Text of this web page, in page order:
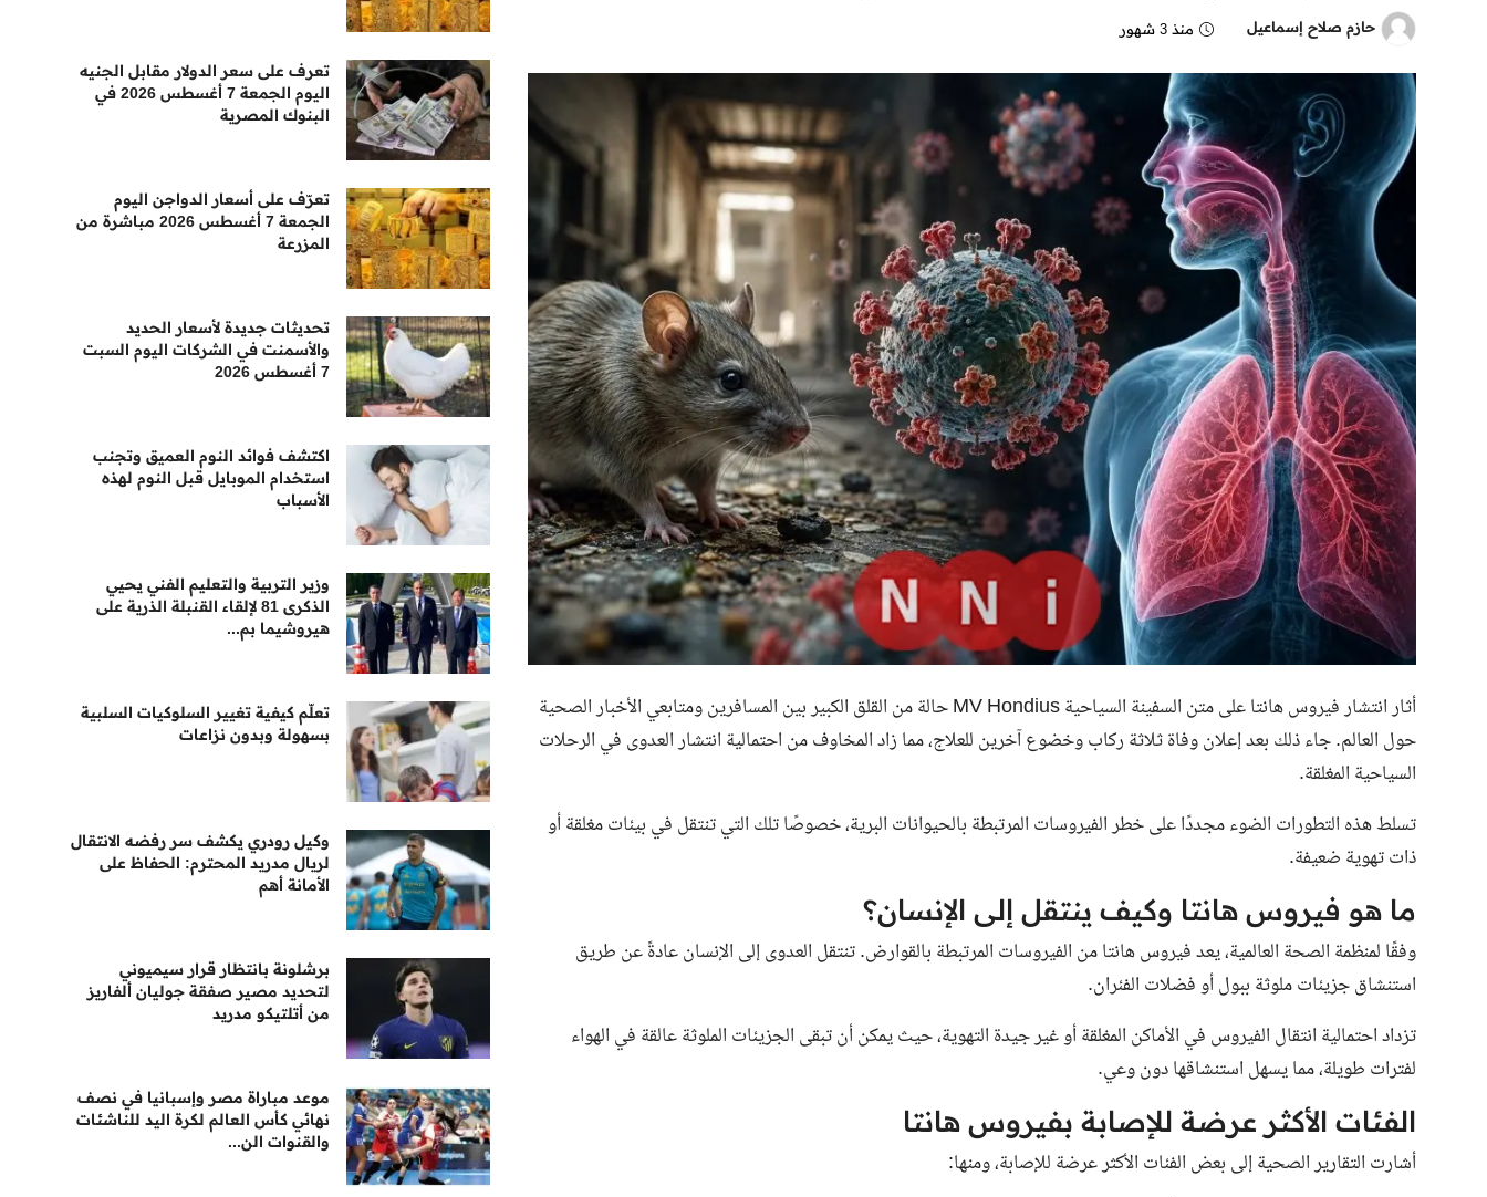
حازم صلاح إسماعيل منذ 3 شهور
أثار انتشار فيروس هانتا على متن السفينة السياحية MV Hondius حالة من القلق الكبير بين المسافرين ومتابعي الأخبار الصحية
حول العالم. جاء ذلك بعد إعلان وفاة ثلاثة ركاب وخضوع آخرين للعلاج، مما زاد المخاوف من احتمالية انتشار العدوى في الرحلات
السياحية المغلقة.
تسلط هذه التطورات الضوء مجددًا على خطر الفيروسات المرتبطة بالحيوانات البرية، خصوصًا تلك التي تنتقل في بيئات مغلقة أو
ذات تهوية ضعيفة.
ما هو فيروس هانتا وكيف ينتقل إلى الإنسان؟
وفقًا لمنظمة الصحة العالمية، يعد فيروس هانتا من الفيروسات المرتبطة بالقوارض. تنتقل العدوى إلى الإنسان عادةً عن طريق
استنشاق جزيئات ملوثة ببول أو فضلات الفئران.
تزداد احتمالية انتقال الفيروس في الأماكن المغلقة أو غير جيدة التهوية، حيث يمكن أن تبقى الجزيئات الملوثة عالقة في الهواء
لفترات طويلة، مما يسهل استنشاقها دون وعي.
الفئات الأكثر عرضة للإصابة بفيروس هانتا
أشارت التقارير الصحية إلى بعض الفئات الأكثر عرضة للإصابة، ومنها:
تعرف على سعر الدولار مقابل الجنيه
اليوم الجمعة 7 أغسطس 2026 في
البنوك المصرية
تعرّف على أسعار الدواجن اليوم
الجمعة 7 أغسطس 2026 مباشرة من
المزرعة
تحديثات جديدة لأسعار الحديد
والأسمنت في الشركات اليوم السبت
7 أغسطس 2026
اكتشف فوائد النوم العميق وتجنب
استخدام الموبايل قبل النوم لهذه
الأسباب
وزير التربية والتعليم الفني يحيي
الذكرى 81 لإلقاء القنبلة الذرية على
هيروشيما بم...
تعلّم كيفية تغيير السلوكيات السلبية
بسهولة وبدون نزاعات
وكيل رودري يكشف سر رفضه الانتقال
لريال مدريد المحترم: الحفاظ على
الأمانة أهم
برشلونة بانتظار قرار سيميوني
لتحديد مصير صفقة جوليان ألفاريز
من أتلتيكو مدريد
موعد مباراة مصر وإسبانيا في نصف
نهائي كأس العالم لكرة اليد للناشئات
والقنوات الن...